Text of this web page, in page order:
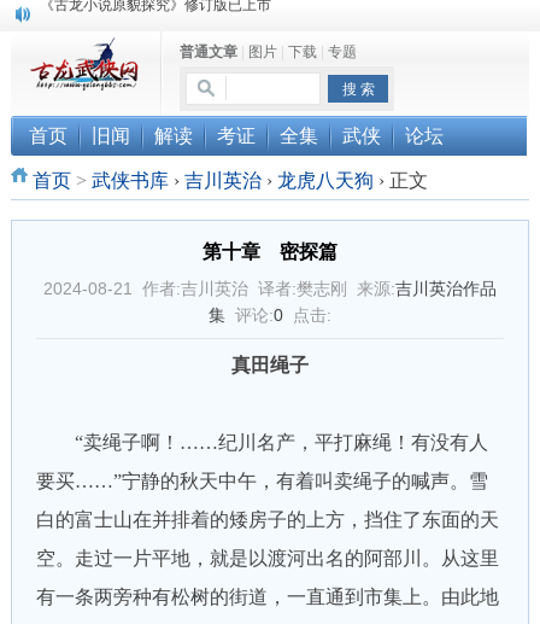
“武侠书库”查缺补漏活动圆满结束
《古龙小说原貌探究》修订版已上市
普通文章| 图片| 下载| 专题
首页 旧闻 解读 考证 全集 武侠 论坛
首页> 武侠书库 › 吉川英治 › 龙虎八天狗 ›正文
第十章 密探篇
2024-08-21 作者:吉川英治 译者:樊志刚 来源:吉川英治作品
集评论:0点击:
真田绳子
“卖绳子啊！……纪川名产，平打麻绳！有没有人
要买……”宁静的秋天中午，有着叫卖绳子的喊声。雪
白的富士山在并排着的矮房子的上方，挡住了东面的天
空。走过一片平地，就是以渡河出名的阿部川。从这里
有一条两旁种有松树的街道，一直通到市集上。由此地